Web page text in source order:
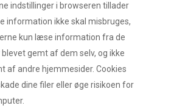
indstillinger i browseren tillader
information ikke skal misbruges,
kun læse information fra de
gemt af dem selv, og ikke
af andre hjemmesider. Cookies
dine filer eller øge risikoen for